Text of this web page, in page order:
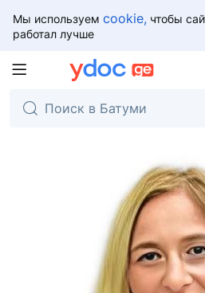
Мы используем cookie, чтобы
работал лучше